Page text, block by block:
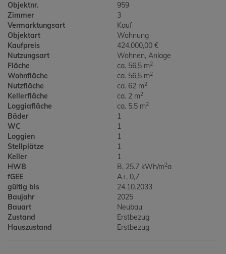
Objektnr.
959
Zimmer
3
Vermarktungsart
Kauf
Objektart
Wohnung
Kaufpreis
424.000,00 €
Nutzungsart
Wohnen Anlage
Fläche
ca. 56,5 m2
Wohnfläche ca. 56,5 m2
Nutzfläche ca. 62 m2
Kellerfläche ca. 2 m2
Loggiafläche ca. 5,5 m2
Bäder
1
WC
1
Loggien
1
Stellplätze
1
Keller
1
HWB
B, 25.7 kWh/m2a
fGEE
A+, 0,7
gültig bis
24.10.2033
Baujahr
2025
Bauart
Neubau
Zustand
Erstbezug
Hauszustand
Erstbezug